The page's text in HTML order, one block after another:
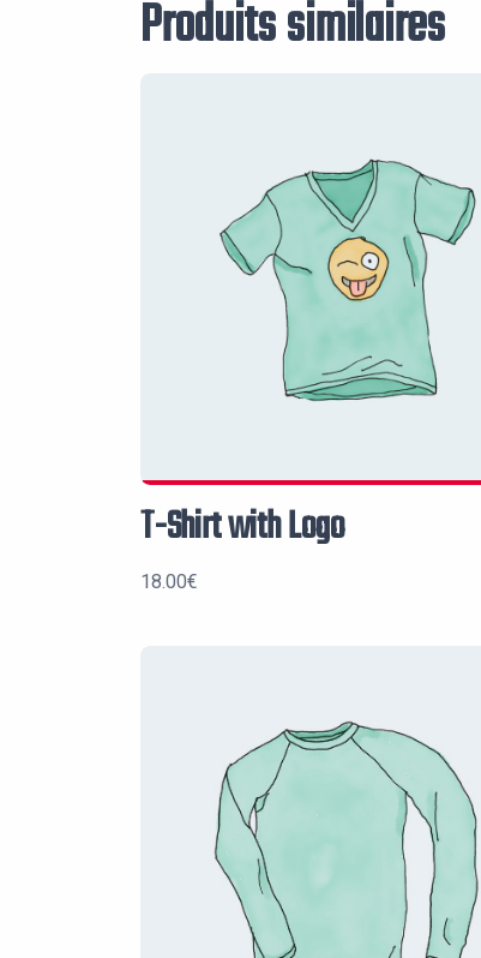
Produits similaires
T-Shirt with Logo
18.00€